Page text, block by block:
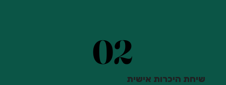
02
02
שיחת היכרות אישית​